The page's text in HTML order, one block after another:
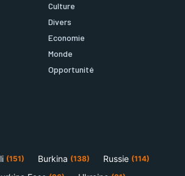
Culture
Divers
Economie
Monde
Opportunité
(151) Burkina (138) Russie (114)